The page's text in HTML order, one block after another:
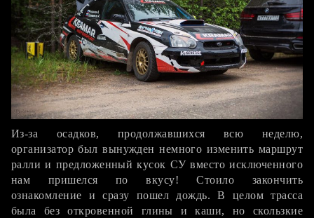
Из-за осадков, продолжавшихся всю неделю,
организатор был вынужден немного изменить маршрут
ралли и предложенный кусок СУ вместо исключенного
нам пришелся по вкусу! Стоило закончить
ознакомление и сразу пошел дождь. В целом трасса
была без откровенной глины и каши, но скользкие